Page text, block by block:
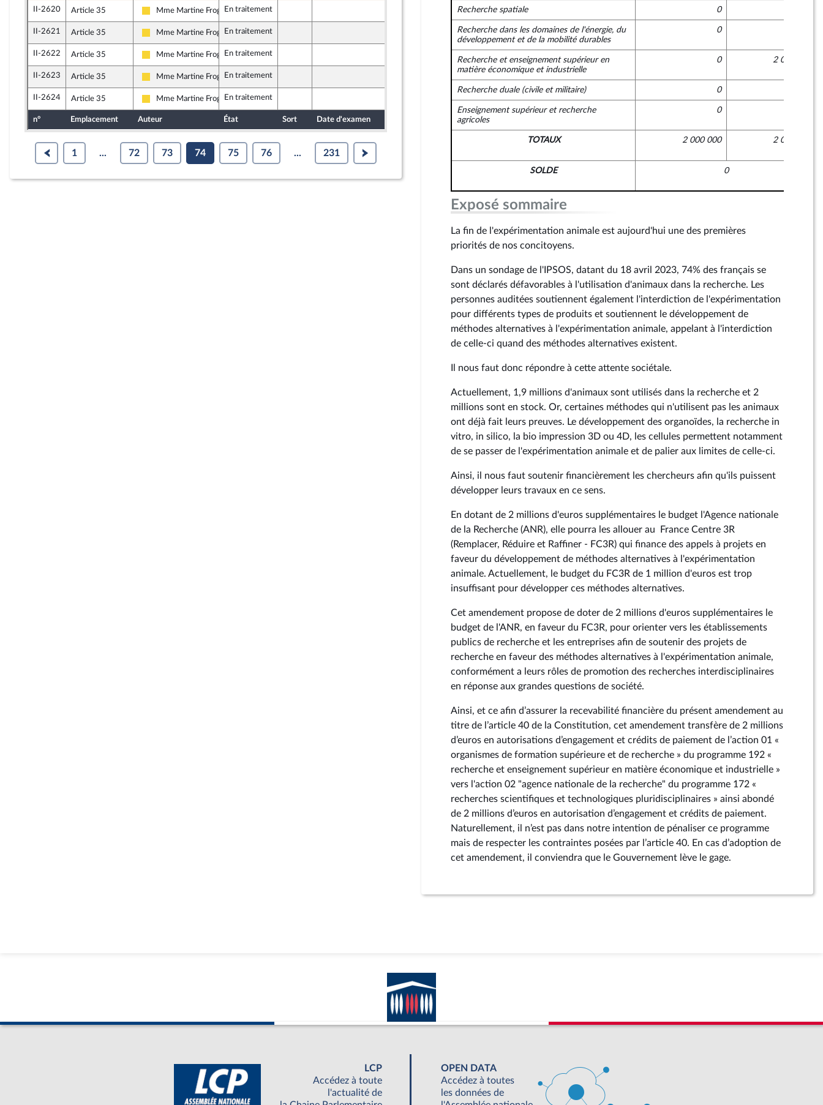
II-2620 Article 35
Libertés, Indépendants, Outre-mer et Territoires
Mme Martine FrogerEn traitement
II-2621 Article 35
Libertés, Indépendants, Outre-mer et Territoires
Mme Martine FrogerEn traitement
II-2622 Article 35
Libertés, Indépendants, Outre-mer et Territoires
Mme Martine FrogerEn traitement
II-2623 Article 35
Libertés, Indépendants, Outre-mer et Territoires
Mme Martine FrogerEn traitement
II-2624 Article 35
Libertés, Indépendants, Outre-mer et Territoires
Mme Martine FrogerEn traitement
n° Emplacement Auteur État Sort Date d'examen
1 ... 72 73 74 75 76 ... 231
Recherche spatiale 0
Recherche dans les domaines de l'énergie, du
développement et de la mobilité durables
0
Recherche et enseignement supérieur en
matière économique et industrielle
0 2 000 000
Recherche duale (civile et militaire) 0
Enseignement supérieur et recherche
agricoles
0
TOTAUX 2 000 000 2 000 000
SOLDE 0
Exposé sommaire
La fin de l'expérimentation animale est aujourd'hui une des premières
priorités de nos concitoyens.
Dans un sondage de l'IPSOS, datant du 18 avril 2023, 74% des français se
sont déclarés défavorables à l'utilisation d'animaux dans la recherche. Les
personnes auditées soutiennent également l'interdiction de l'expérimentation
pour différents types de produits et soutiennent le développement de
méthodes alternatives à l'expérimentation animale, appelant à l'interdiction
de celle-ci quand des méthodes alternatives existent.
Il nous faut donc répondre à cette attente sociétale.
Actuellement, 1,9 millions d'animaux sont utilisés dans la recherche et 2
millions sont en stock. Or, certaines méthodes qui n'utilisent pas les animaux
ont déjà fait leurs preuves. Le développement des organoïdes, la recherche in
vitro, in silico, la bio impression 3D ou 4D, les cellules permettent notamment
de se passer de l'expérimentation animale et de palier aux limites de celle-ci.
Ainsi, il nous faut soutenir financièrement les chercheurs afin qu'ils puissent
développer leurs travaux en ce sens.
En dotant de 2 millions d'euros supplémentaires le budget l'Agence nationale
de la Recherche (ANR), elle pourra les allouer au France Centre 3R
(Remplacer, Réduire et Raffiner - FC3R) qui finance des appels à projets en
faveur du développement de méthodes alternatives à l'expérimentation
animale. Actuellement, le budget du FC3R de 1 million d'euros est trop
insuffisant pour développer ces méthodes alternatives.
Cet amendement propose de doter de 2 millions d'euros supplémentaires le
budget de l'ANR, en faveur du FC3R, pour orienter vers les établissements
publics de recherche et les entreprises afin de soutenir des projets de
recherche en faveur des méthodes alternatives à l'expérimentation animale,
conformément a leurs rôles de promotion des recherches interdisciplinaires
en réponse aux grandes questions de société.
Ainsi, et ce afin d’assurer la recevabilité financière du présent amendement au
titre de l’article 40 de la Constitution, cet amendement transfère de 2 millions
d’euros en autorisations d’engagement et crédits de paiement de l’action 01 «
organismes de formation supérieure et de recherche » du programme 192 «
recherche et enseignement supérieur en matière économique et industrielle »
vers l'action 02 "agence nationale de la recherche" du programme 172 «
recherches scientifiques et technologiques pluridisciplinaires » ainsi abondé
de 2 millions d’euros en autorisation d’engagement et crédits de paiement.
Naturellement, il n’est pas dans notre intention de pénaliser ce programme
mais de respecter les contraintes posées par l’article 40. En cas d’adoption de
cet amendement, il conviendra que le Gouvernement lève le gage.
LCP
Accédez à toute
l'actualité de
OPEN DATA
Accédez à toutes
les données de